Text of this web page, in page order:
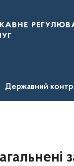
Державний